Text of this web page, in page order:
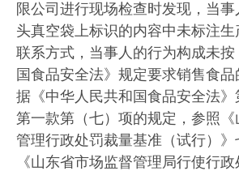
限公司进行现场检查时发现，当
头真空袋上标识的内容中未标注生
联系方式，当事人的行为构成未按
国食品安全法》规定要求销售食
据《中华人民共和国食品安全法
第一款第（七）项的规定，参照
管理行政处罚裁量基准（试行）》
《山东省市场监督管理局行使行